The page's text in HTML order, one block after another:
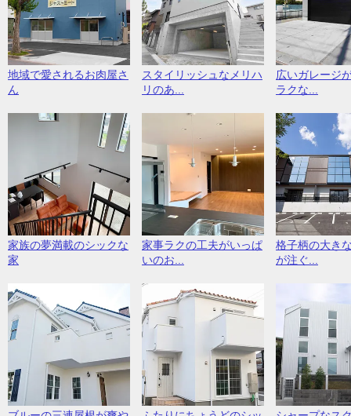
地域で愛されるお肉屋さ
ん
スタイリッシュなメリハ
リのあ...
広いガレージ
ラクな...
家族の夢満載のシックな
家
家事ラクの工夫がいっぱ
いのお...
格子柄の大き
が注ぐ...